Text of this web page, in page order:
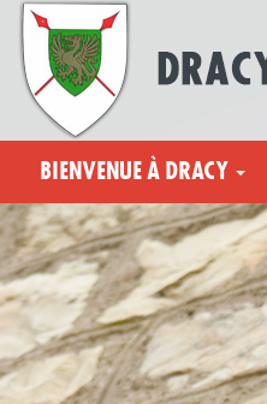
BIENVENUE À DRACY